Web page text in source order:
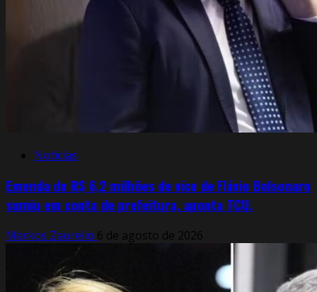
Notícias
Emenda de R$ 6,2 milhões de vice de Flávio Bolsonaro
sumiu em conta de prefeitura, aponta TCU.
Markos Zaurelio 6 de agosto de 2026